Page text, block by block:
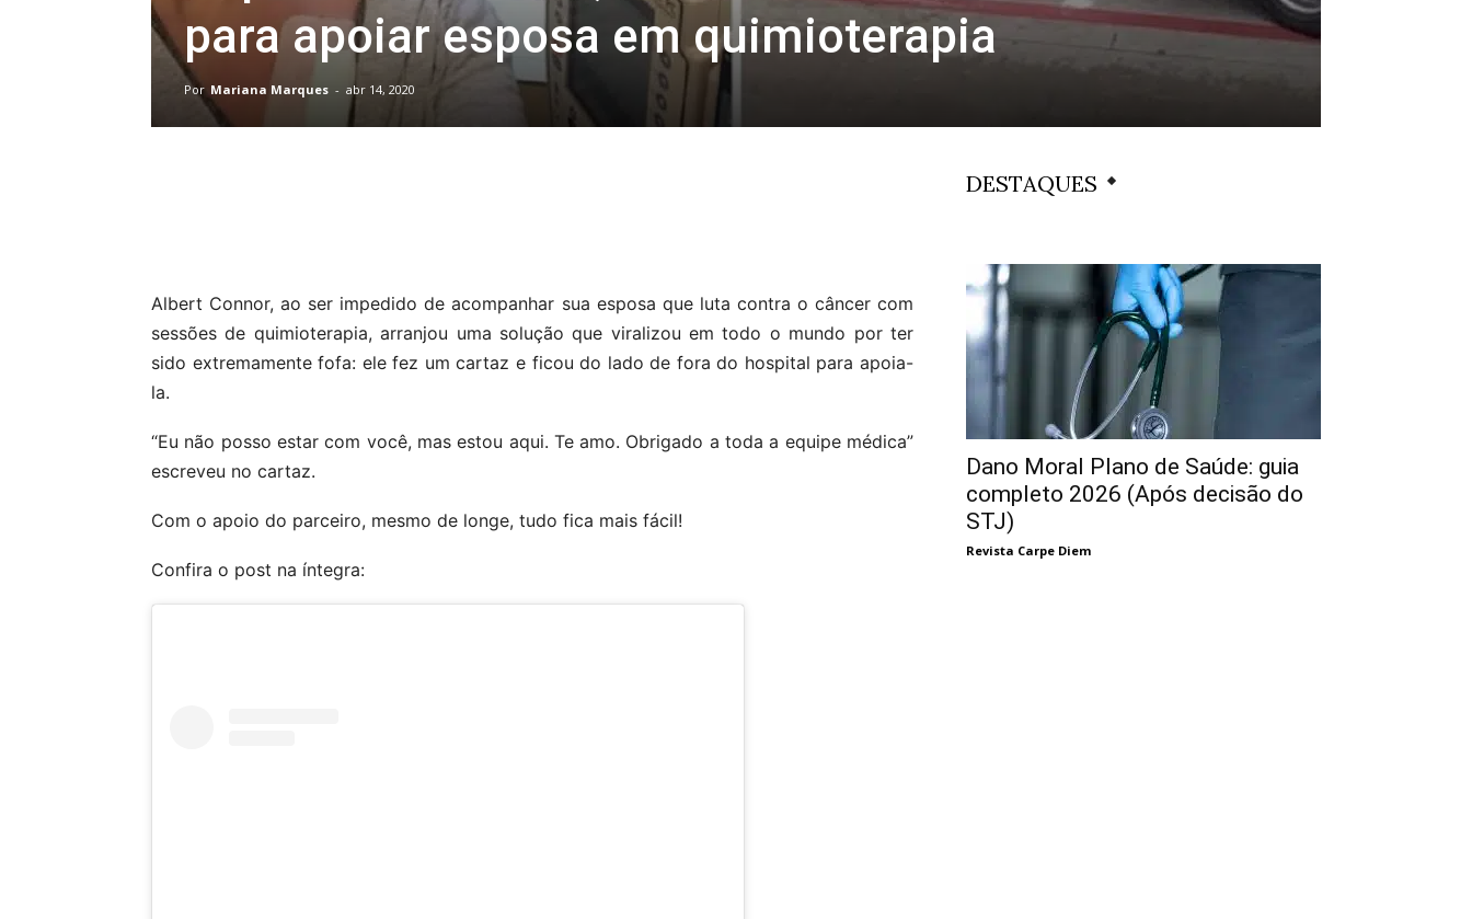
para apoiar esposa em quimioterapia
Por Mariana Marques - abr 14, 2020
Albert Connor, ao ser impedido de acompanhar sua esposa que luta contra o câncer com
sessões de quimioterapia, arranjou uma solução que viralizou em todo o mundo por ter
sido extremamente fofa: ele fez um cartaz e ficou do lado de fora do hospital para apoia-
la.
“Eu não posso estar com você, mas estou aqui. Te amo. Obrigado a toda a equipe médica”
escreveu no cartaz.
Com o apoio do parceiro, mesmo de longe, tudo fica mais fácil!
Confira o post na íntegra:
DESTAQUES
Dano Moral Plano de Saúde: guia
completo 2026 (Após decisão do
STJ)
Revista Carpe Diem